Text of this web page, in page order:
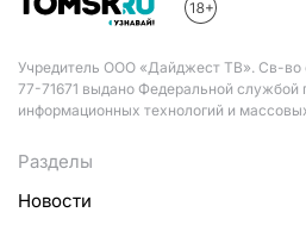
Учредитель ООО «Дайджест ТВ». Св-
77-71671 выдано Федеральной службой
информационных технологий и
Разделы
Новости